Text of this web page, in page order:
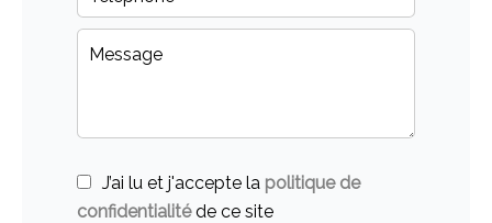
J’ai lu et j'accepte la politique de
confidentialitéde ce site